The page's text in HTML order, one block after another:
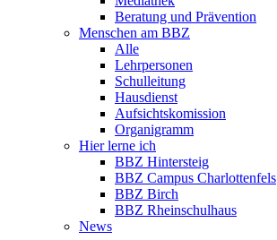
Beratung und Prävention
Menschen am BBZ
Alle
Lehrpersonen
Schulleitung
Hausdienst
Aufsichtskomission
Organigramm
Hier lerne ich
BBZ Hintersteig
BBZ Campus Charlottenfels
BBZ Birch
BBZ Rheinschulhaus
News